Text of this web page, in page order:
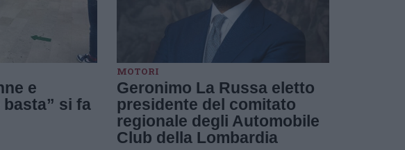
e
si fa
MOTORI
Geronimo La Russa eletto
presidente del comitato
regionale degli Automobile
Club della Lombardia